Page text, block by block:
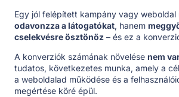
Egy jól felépített kampány vagy weboldal
odavonzza a látogatókat, hanem
cselekvésre ösztönöz – és ez a
A konverziók számának növelése nem
tudatos, következetes munka, amely a
a weboldalad működése és a
megértése köré épül.